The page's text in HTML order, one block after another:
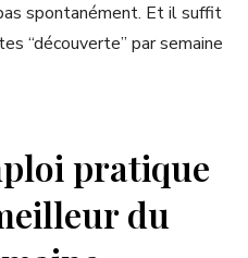
spontanément. Et il suffit
“découverte” par semaine
pratique
du